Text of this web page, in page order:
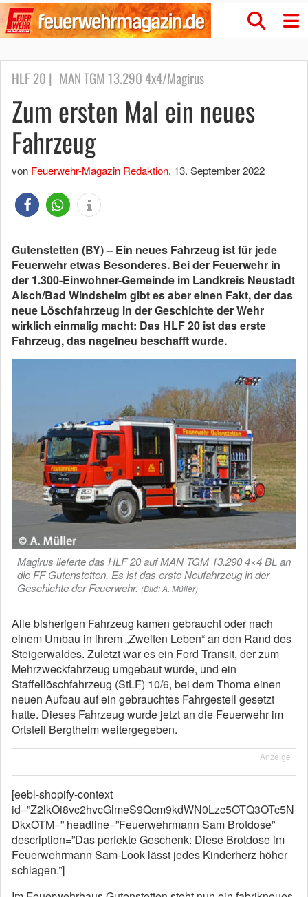
HLF 20 | MAN TGM 13.290 4x4/Magirus
Zum ersten Mal ein neues
Fahrzeug
von Feuerwehr-Magazin Redaktion, 13. September 2022
Gutenstetten (BY) – Ein neues Fahrzeug ist für jede
Feuerwehr etwas Besonderes. Bei der Feuerwehr in
der 1.300-Einwohner-Gemeinde im Landkreis Neustadt
Aisch/Bad Windsheim gibt es aber einen Fakt, der das
neue Löschfahrzeug in der Geschichte der Wehr
wirklich einmalig macht: Das HLF 20 ist das erste
Fahrzeug, das nagelneu beschafft wurde.
Magirus lieferte das HLF 20 auf MAN TGM 13.290 4×4 BL an
die FF Gutenstetten. Es ist das erste Neufahrzeug in der
Geschichte der Feuerwehr. (Bild: A. Müller)
Alle bisherigen Fahrzeug kamen gebraucht oder nach
einem Umbau in ihrem „Zweiten Leben“ an den Rand des
Steigerwaldes. Zuletzt war es ein Ford Transit, der zum
Mehrzweckfahrzeug umgebaut wurde, und ein
Staffellöschfahrzeug (StLF) 10/6, bei dem Thoma einen
neuen Aufbau auf ein gebrauchtes Fahrgestell gesetzt
hatte. Dieses Fahrzeug wurde jetzt an die Feuerwehr im
Ortsteil Bergtheim weitergegeben.
Anzeige
[eebl-shopify-context
id=”Z2lkOi8vc2hvcGlmeS9Qcm9kdWN0Lzc5OTQ3OTc5N
DkxOTM=” headline=”Feuerwehrmann Sam Brotdose”
description=”Das perfekte Geschenk: Diese Brotdose im
Feuerwehrmann Sam-Look lässt jedes Kinderherz höher
schlagen.”]